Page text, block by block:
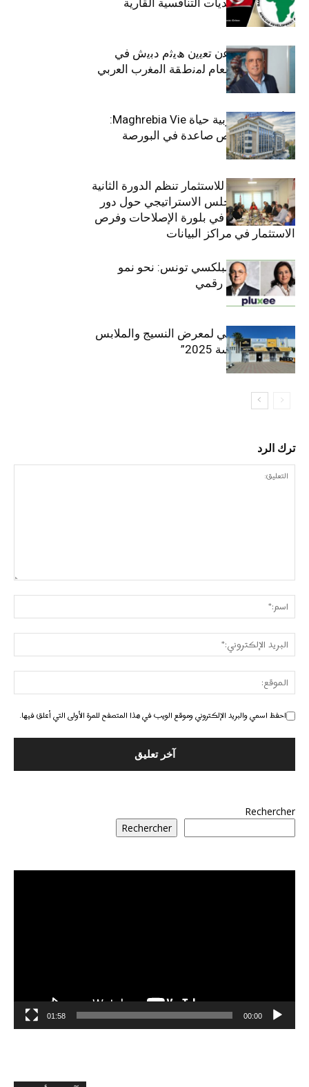
الاجتماعي وتحديات التنافسية القارية
ﺗﯾﺗرا ﺑﺎك ﺗﻌﻠن ﻋن ﺗﻌﯾﯾن ھﯾﺛم دﺑﯾش ﻓﻲ
ﻣﻧﺻب اﻟﻣدﯾر اﻟﻌﺎم ﻟﻣﻧطﻘﺔ اﻟﻣﻐرب اﻟﻌرﺑﻲ
وﻏرب أﻓرﯾﻘﯾﺎ
التأمينات المغربية حياة Maghrebia Vie:
فاعل رائد بفرص صاعدة في البورصة
(+34.8%)
الهيئة التونسية للاستثمار تنظم الدورة الثانية
والعشرين للمجلس الاستراتيجي حول دور
القطاع الخاص في بلورة الإصلاحات وفرص
الاستثمار في مراكز البيانات
قيادة مزدوجة لبلكسي تونس: نحو نمو
متسارع وتحول رقمي
الافتتاح الرسمي لمعرض النسيج والملابس
“إنترتكس سوسة 2025”
ترك الرد
احفظ اسمي والبريد الإلكتروني وموقع الويب في هذا المتصفح للمرة الأولى التي أعلق فيها.
Rechercher
Rechercher
00:00
01:58